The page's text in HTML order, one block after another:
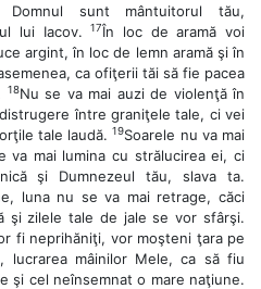
sunt mântuitorul tău,
lui Iacov.17În loc de aramă voi
argint, în loc de lemn aramă şi în
ca ofiţerii tăi să fie pacea
18Nu se va mai auzi de violenţă în
între graniţele tale, ci vei
tale laudă.19Soarele nu va mai
va mai lumina cu strălucirea ei, ci
şi Dumnezeul tău, slava ta.
luna nu se va mai retrage, căci
şi zilele tale de jale se vor sfârşi.
fi neprihăniţi, vor moşteni ţara pe
lucrarea mâinilor Mele, ca să fiu
şi cel neînsemnat o mare naţiune.